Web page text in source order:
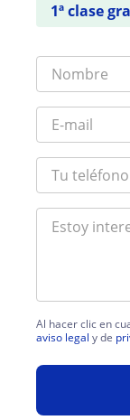
1ª clase
Al hacer clic en
aviso legal y de